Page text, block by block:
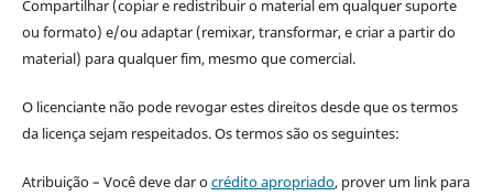
Compartilhar (copiar e redistribuir o material em qualquer suporte
ou formato) e/ou adaptar (remixar, transformar, e criar a partir do
material) para qualquer fim, mesmo que comercial.
O licenciante não pode revogar estes direitos desde que os termos
da licença sejam respeitados. Os termos são os seguintes:
Atribuição – Você deve dar ocrédito apropriado, prover um link para